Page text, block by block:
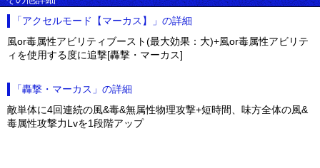
「アクセルモード【マーカス】」の詳細
風or毒属性アビリティブースト(最大効果：大)+風or毒属性アビリテ
ィを使用する度に追撃[轟撃・マーカス]
「轟撃・マーカス」の詳細
敵単体に4回連続の風&毒&無属性物理攻撃+短時間、味方全体の風&
毒属性攻撃力Lvを1段階アップ